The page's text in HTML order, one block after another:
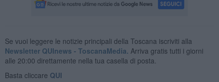
Se vuoi leggere le notizie principali della Toscana iscriviti alla
Newsletter QUInews - ToscanaMedia. Arriva gratis tutti i giorni
alle 20:00 direttamente nella tua casella di posta.
Basta cliccare QUI